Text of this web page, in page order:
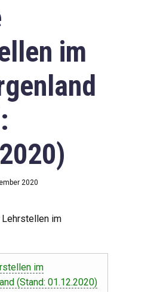
im
2020
im
im
(Stand: 01.12.2020)